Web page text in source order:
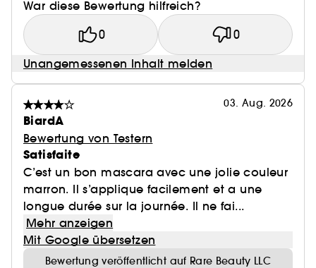
War diese Bewertung hilfreich?
0 0
Unangemessenen Inhalt melden
03. Aug. 2026
BiardA
Bewertung von Testern
Satisfaite
C’est un bon mascara avec une jolie couleur
marron. Il s’applique facilement et a une
longue durée sur la journée. Il ne fai...
Mehr anzeigen
Mit Google übersetzen
Bewertung veröffentlicht auf Rare Beauty LLC